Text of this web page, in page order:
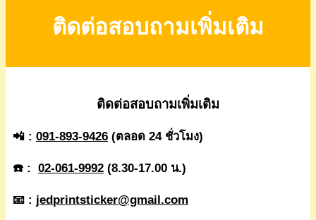
ติดต่อสอบถามเพิ่มเติม
ติดต่อสอบถามเพิ่มเติม
📲 : 091-893-9426 (ตลอด 24 ชั่วโมง)
☎️ : 02-061-9992 (8.30-17.00 น.)
📧 : jedprintsticker@gmail.com